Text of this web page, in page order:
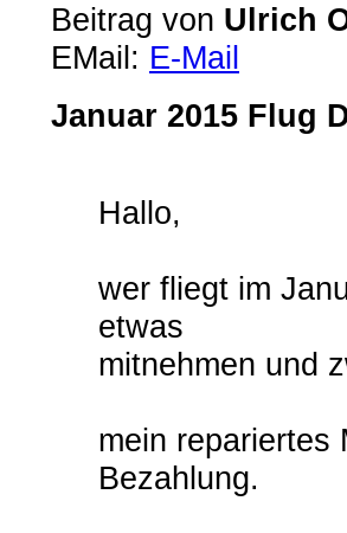
Beitrag von Ulrich
EMail: E-Mail
Januar 2015 Flug
Hallo,
wer fliegt im
etwas
mitnehmen und
mein repariertes
Bezahlung.